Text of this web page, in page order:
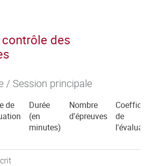
des
/ Session principale
de
Durée
(en
minutes)
Nombre
d'épreuves
de